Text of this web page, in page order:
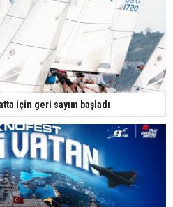
için geri sayım başladı